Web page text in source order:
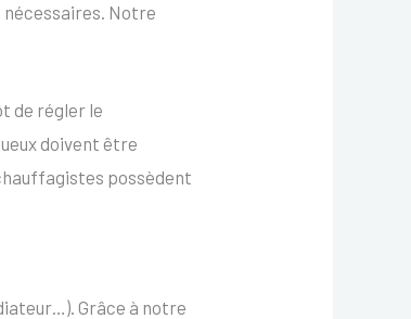
nécessaires. Notre
de régler le
doivent être
possèdent
Grâce à notre